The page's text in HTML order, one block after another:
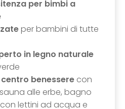
per bimbi a
per bambini di tutte
in legno naturale
benessere con
alle erbe, bagno
lettini ad acqua e